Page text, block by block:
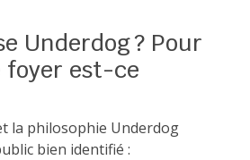
Underdog ? Pour
foyer est-ce
la philosophie Underdog
bien identifié :